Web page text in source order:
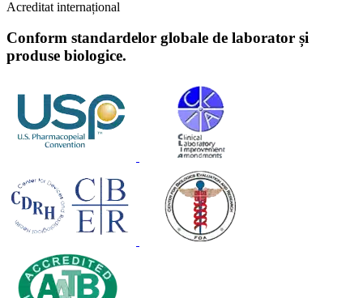
Acreditat internațional
Conform standardelor globale de laborator și
produse biologice.